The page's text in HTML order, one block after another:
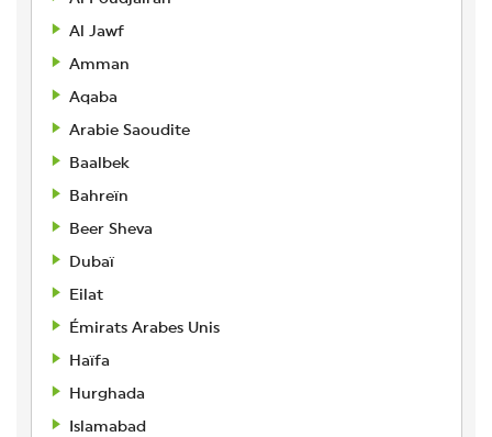
Al Jawf
Amman
Aqaba
Arabie Saoudite
Baalbek
Bahreïn
Beer Sheva
Dubaï
Eilat
Émirats Arabes Unis
Haïfa
Hurghada
Islamabad